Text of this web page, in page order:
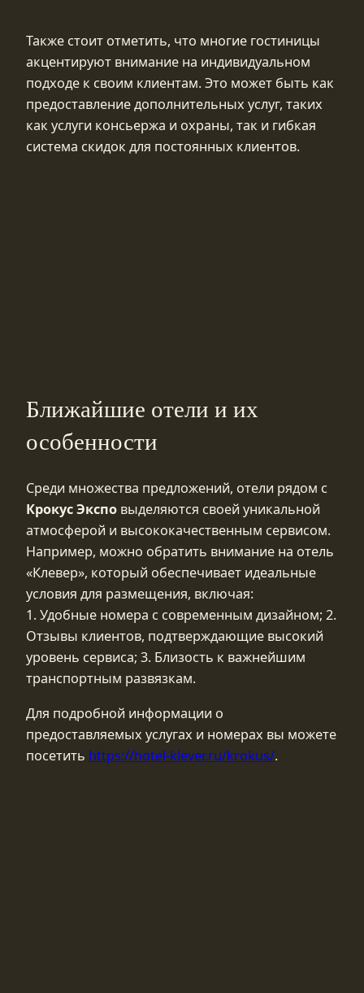
Также стоит отметить, что многие гостиницы
акцентируют внимание на индивидуальном
подходе к своим клиентам. Это может быть как
предоставление дополнительных услуг, таких
как услуги консьержа и охраны, так и гибкая
система скидок для постоянных клиентов.
Ближайшие отели и их
особенности
Среди множества предложений, отели рядом с
Крокус Экспо выделяются своей уникальной
атмосферой и высококачественным сервисом.
Например, можно обратить внимание на отель
«Клевер», который обеспечивает идеальные
условия для размещения, включая:
1. Удобные номера с современным дизайном; 2.
Отзывы клиентов, подтверждающие высокий
уровень сервиса; 3. Близость к важнейшим
транспортным развязкам.
Для подробной информации о
предоставляемых услугах и номерах вы можете
посетить https://hotel-klever.ru/krokus/.